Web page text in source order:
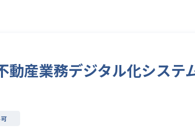
産業務デジタル化システ